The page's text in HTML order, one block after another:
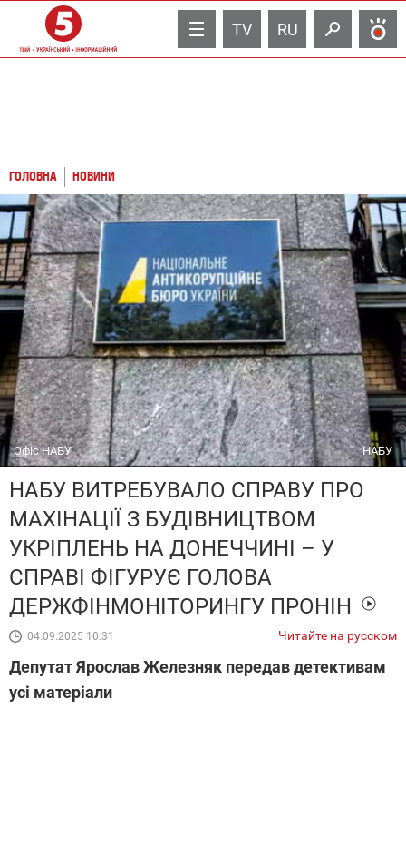
TV RU
ГОЛОВНА НОВИНИ
Офіс НАБУ НАБУ
НАБУ ВИТРЕБУВАЛО СПРАВУ ПРО
МАХІНАЦІЇ З БУДІВНИЦТВОМ
УКРІПЛЕНЬ НА ДОНЕЧЧИНІ – У
СПРАВІ ФІГУРУЄ ГОЛОВА
ДЕРЖФІНМОНІТОРИНГУ ПРОНІН
04.09.2025 10:31 Читайте на русском
Депутат Ярослав Железняк передав детективам
усі матеріали